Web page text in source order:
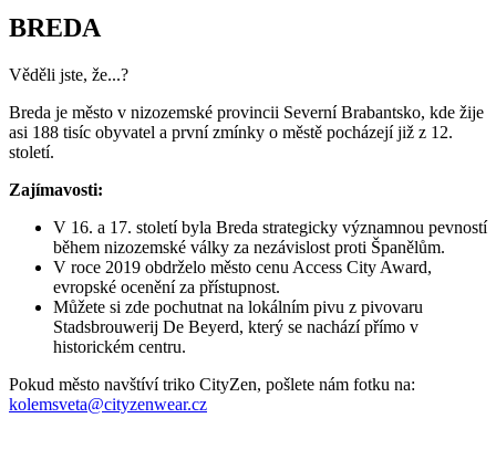
BREDA
Věděli jste, že...?
Breda je město v nizozemské provincii Severní Brabantsko, kde žije
asi 188 tisíc obyvatel a první zmínky o městě pocházejí již z 12.
století.
Zajímavosti:
V 16. a 17. století byla Breda strategicky významnou pevností
během nizozemské války za nezávislost proti Španělům.
V roce 2019 obdrželo město cenu Access City Award,
evropské ocenění za přístupnost.
Můžete si zde pochutnat na lokálním pivu z pivovaru
Stadsbrouwerij De Beyerd, který se nachází přímo v
historickém centru.
Pokud město navštíví triko CityZen, pošlete nám fotku na:
kolemsveta@cityzenwear.cz